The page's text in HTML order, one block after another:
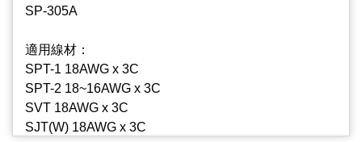
SP-305A
適用線材：
SPT-1 18AWG x 3C
SPT-2 18~16AWG x 3C
SVT 18AWG x 3C
SJT(W) 18AWG x 3C